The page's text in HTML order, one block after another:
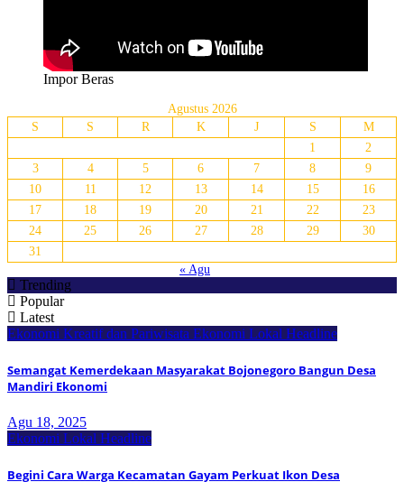
Impor Beras
Agustus 2026
S
S R K J S
M
1
2
3
4 5 6 7 8
9
10
11 12 13 14 15
16
17
18 19 20 21 22
23
24
25 26 27 28 29
30
31
« Agu
Trending
Popular
Latest
Ekonomi Kreatif dan Pariwisata Ekonomi Lokal Headline
Semangat Kemerdekaan Masyarakat Bojonegoro Bangun Desa
Mandiri Ekonomi
Agu 18, 2025
Ekonomi Lokal Headline
Begini Cara Warga Kecamatan Gayam Perkuat Ikon Desa